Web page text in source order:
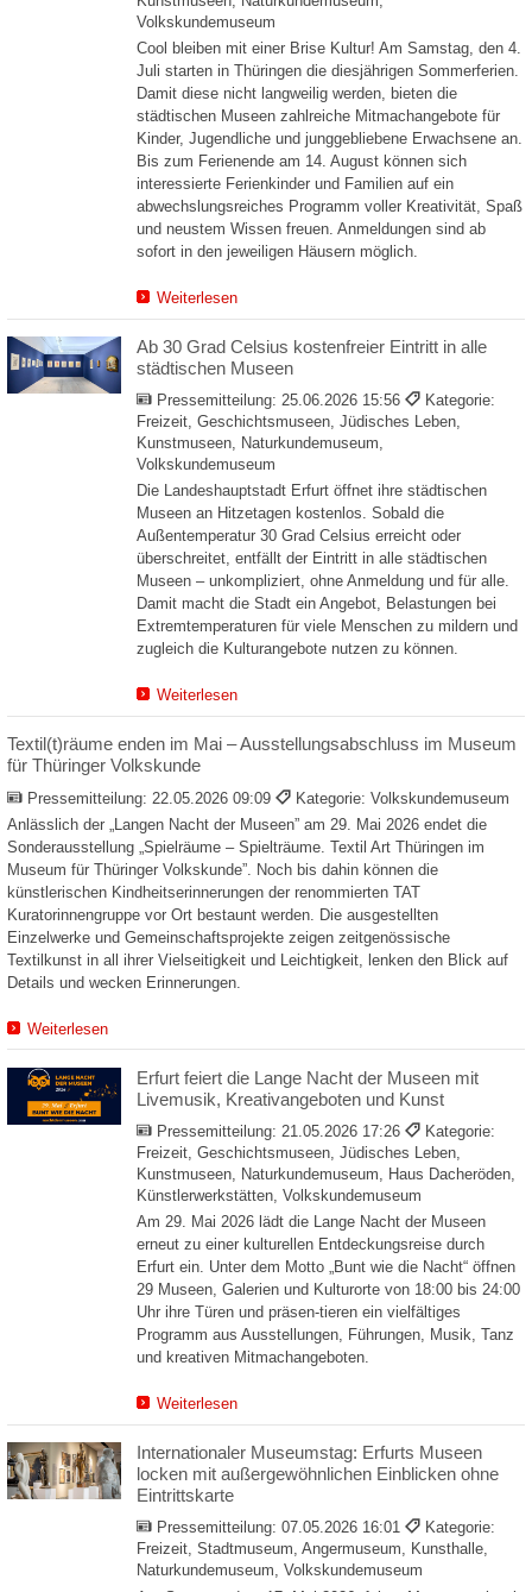
Volkskundemuseum
Cool bleiben mit einer Brise Kultur! Am Samstag, den 4.
Juli starten in Thüringen die diesjährigen Sommerferien.
Damit diese nicht langweilig werden, bieten die
städtischen Museen zahlreiche Mitmachangebote für
Kinder, Jugendliche und junggebliebene Erwachsene an.
Bis zum Ferienende am 14. August können sich
interessierte Ferienkinder und Familien auf ein
abwechslungsreiches Programm voller Kreativität, Spaß
und neustem Wissen freuen. Anmeldungen sind ab
sofort in den jeweiligen Häusern möglich.
Weiterlesen
Ab 30 Grad Celsius kostenfreier Eintritt in alle
städtischen Museen
Pressemitteilung: 25.06.2026 15:56
Kategorie:
Freizeit, Geschichtsmuseen, Jüdisches Leben,
Kunstmuseen, Naturkundemuseum,
Volkskundemuseum
Die Landeshauptstadt Erfurt öffnet ihre städtischen
Museen an Hitzetagen kostenlos. Sobald die
Außentemperatur 30 Grad Celsius erreicht oder
überschreitet, entfällt der Eintritt in alle städtischen
Museen – unkompliziert, ohne Anmeldung und für alle.
Damit macht die Stadt ein Angebot, Belastungen bei
Extremtemperaturen für viele Menschen zu mildern und
zugleich die Kulturangebote nutzen zu können.
Weiterlesen
Textil(t)räume enden im Mai – Ausstellungsabschluss im Museum
für Thüringer Volkskunde
Pressemitteilung: 22.05.2026 09:09 Kategorie: Volkskundemuseum
Anlässlich der „Langen Nacht der Museen” am 29. Mai 2026 endet die
Sonderausstellung „Spielräume – Spielträume. Textil Art Thüringen im
Museum für Thüringer Volkskunde”. Noch bis dahin können die
künstlerischen Kindheitserinnerungen der renommierten TAT
Kuratorinnengruppe vor Ort bestaunt werden. Die ausgestellten
Einzelwerke und Gemeinschaftsprojekte zeigen zeitgenössische
Textilkunst in all ihrer Vielseitigkeit und Leichtigkeit, lenken den Blick auf
Details und wecken Erinnerungen.
Weiterlesen
Erfurt feiert die Lange Nacht der Museen mit
Livemusik, Kreativangeboten und Kunst
Pressemitteilung: 21.05.2026 17:26
Kategorie:
Freizeit, Geschichtsmuseen, Jüdisches Leben,
Kunstmuseen, Naturkundemuseum, Haus Dacheröden,
Künstlerwerkstätten, Volkskundemuseum
Am 29. Mai 2026 lädt die Lange Nacht der Museen
erneut zu einer kulturellen Entdeckungsreise durch
Erfurt ein. Unter dem Motto „Bunt wie die Nacht“ öffnen
29 Museen, Galerien und Kulturorte von 18:00 bis 24:00
Uhr ihre Türen und präsen-tieren ein vielfältiges
Programm aus Ausstellungen, Führungen, Musik, Tanz
und kreativen Mitmachangeboten.
Weiterlesen
Internationaler Museumstag: Erfurts Museen
locken mit außergewöhnlichen Einblicken ohne
Eintrittskarte
Pressemitteilung: 07.05.2026 16:01
Kategorie:
Freizeit, Stadtmuseum, Angermuseum, Kunsthalle,
Naturkundemuseum, Volkskundemuseum